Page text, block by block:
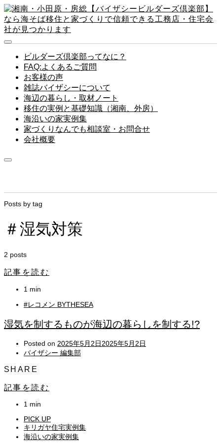
ビルダーズ倶楽部ってなに？
FAQ:よくあるご質問
お客様の声
雑誌バイザシーについて
海辺の暮らし・取材ノート
移住の実例と基礎知識（湘南、外房）
海沿いの家実例集
家づくりなんでも相談室・お問合せ
会社概要
Posts by tag
＃湿気対策
2 posts
記事を読む
1 min
#レコメン BYTHESEA
湿気を制するものが海辺の暮らしを制する!?
Posted on 2025年5月2日2025年5月2日
バイザシー 編集部
SHARE
記事を読む
1 min
PICK UP
キリガヤ住宅実例集
海沿いの家実例集